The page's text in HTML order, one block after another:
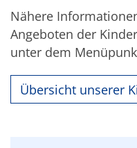
Nähere
Angeboten der
unter dem
Übersicht unserer